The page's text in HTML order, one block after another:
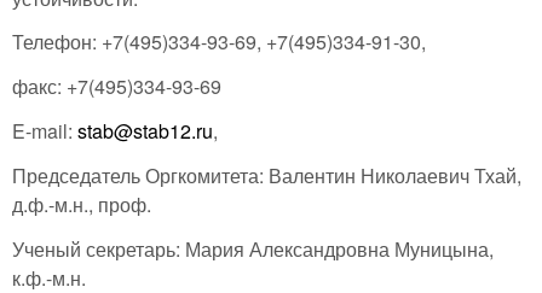
Телефон: +7(495)334-93-69, +7(495)334-91-30,
факс: +7(495)334-93-69
E-mail: stab@stab12.ru,
Председатель Оргкомитета: Валентин Николаевич Тхай,
д.ф.-м.н., проф.
Ученый секретарь: Мария Александровна Муницына,
к.ф.-м.н.